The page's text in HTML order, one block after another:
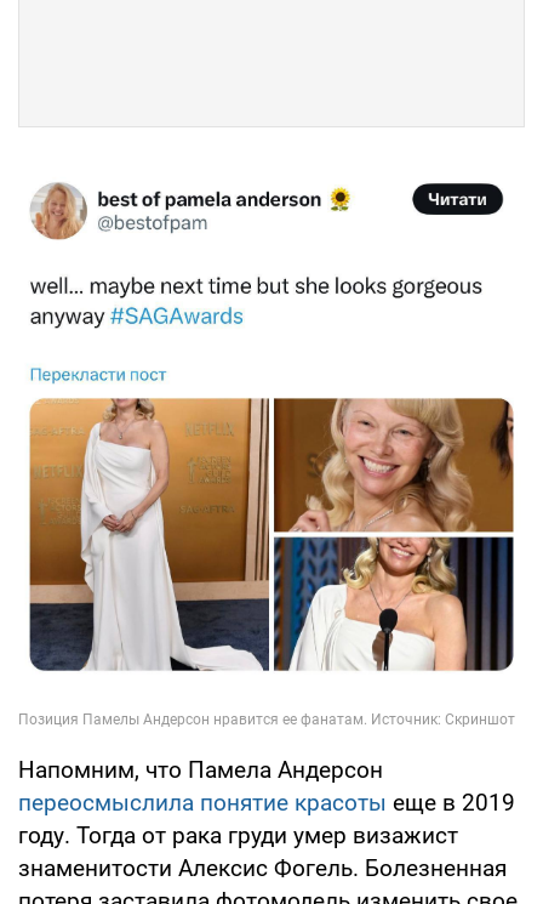
Напомним, что Памела Андерсон
переосмыслила понятие красоты еще в 2019
году. Тогда от рака груди умер визажист
знаменитости Алексис Фогель. Болезненная